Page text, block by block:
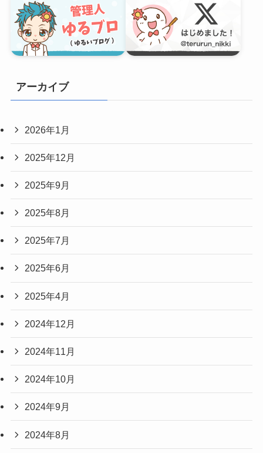
おひさま
気象予報士
気象予報士試験合格を目指す全ての受験生を応援した
く直感的に理解できるように、イラストをたくさん使
って解説しています。
2026年1月
2025年12月
2025年9月
2025年8月
2025年7月
2025年6月
2025年4月